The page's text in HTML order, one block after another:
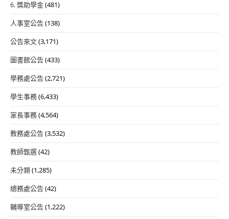
6. 獎助學金(481)
人事室公告(138)
公告來文(3,171)
圖書館公告(433)
學務處公告(2,721)
學生事務(6,433)
家長事務(4,564)
教務處公告(3,532)
教師甄選(42)
未分類(1,285)
總務處公告(42)
輔導室公告(1,222)